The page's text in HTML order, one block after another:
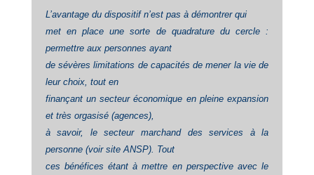
L’avantage du dispositif n’est pas à démontrer qui
met en place une sorte de quadrature du cercle :
permettre aux personnes ayant
de sévères limitations de capacités de mener la vie de
leur choix, tout en
finançant un secteur économique en pleine expansion
et très orgasisé (agences),
à savoir, le secteur marchand des services à la
personne (voir site ANSP). Tout
ces bénéfices étant à mettre en perspective avec le